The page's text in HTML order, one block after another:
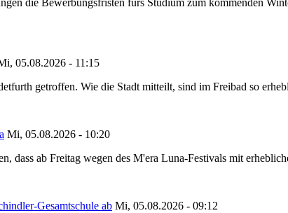
die Bewerbungsfristen fürs Studium zum kommenden
05.08.2026 - 11:15
getroffen. Wie die Stadt mitteilt, sind im Freibad so
Mi, 05.08.2026 - 10:20
dass ab Freitag wegen des M'era Luna-Festivals mit
Gesamtschule ab Mi, 05.08.2026 - 09:12